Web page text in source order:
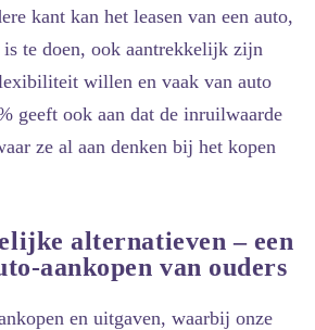
kant kan het leasen van een auto,
te doen, ook aantrekkelijk zijn
willen en vaak van auto
geeft ook aan dat de inruilwaarde
ze al aan denken bij het kopen
alternatieven – een
aankopen van ouders
en uitgaven, waarbij onze